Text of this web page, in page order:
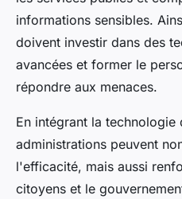
informations sensibles.
doivent investir dans des
avancées et former le
répondre aux menaces.
En intégrant la
administrations peuvent
l'efficacité, mais aussi
citoyens et le